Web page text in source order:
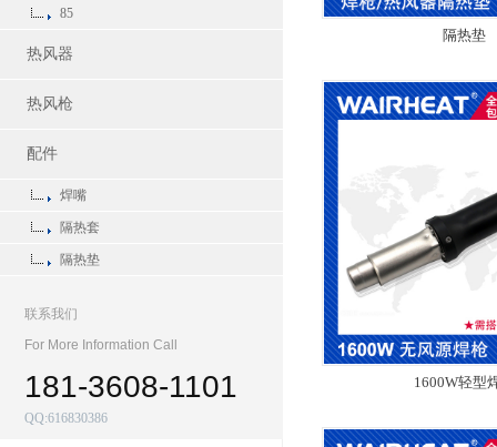
85
热风器
热风枪
配件
焊嘴
隔热套
隔热垫
联系我们
For More Information Call
181-3608-1101
QQ:616830386
隔热垫
1600W轻型